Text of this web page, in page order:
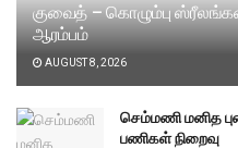
குவைத் – கொழும்பு
ஆரம்பம்
AUGUST 8, 2026
செம்மணி மனித
பணிகள் நிறைவு